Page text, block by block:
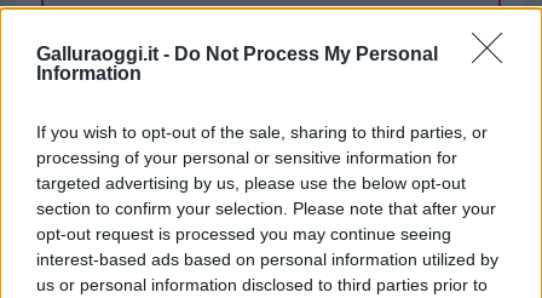
Galluraoggi.it - Do Not Process My Personal
Information
If you wish to opt-out of the sale, sharing to third parties, or
processing of your personal or sensitive information for
targeted advertising by us, please use the below opt-out
section to confirm your selection. Please note that after your
opt-out request is processed you may continue seeing
interest-based ads based on personal information utilized by
us or personal information disclosed to third parties prior to
Puoi abbonarti asoli € 1,10 al mese
cliccando qui
Sei già abbonato?
Puoi effettuare l'accesso andando nella
sezioneLogindal menù del sito o
cliccandoqui